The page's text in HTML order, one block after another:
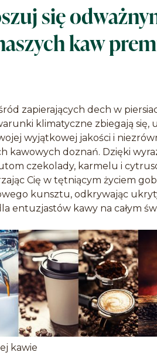
się
kaw
zapierających dech w
klimatyczne zbiegają się,
wyjątkowej jakości i
kawowych doznań. Dzięki
czekolady, karmelu i
Cię w tętniącym życiem
kunsztu, odkrywając
entuzjastów kawy na całym
kawie